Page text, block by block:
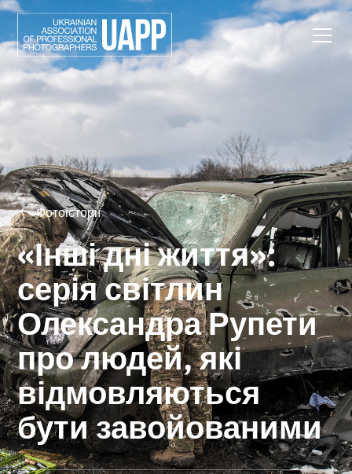
Фотоісторії
«Інші дні життя»:
серія світлин
Олександра Рупети
про людей, які
відмовляються
бути завойованими